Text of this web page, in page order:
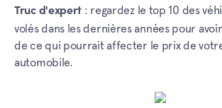
Truc d'expert : regardez le top 10 des
volés dans les dernières années pour
de ce qui pourrait affecter le prix de
automobile.